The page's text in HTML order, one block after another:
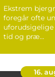
Ekstrem
foregår ofte
tid og præ...
16.